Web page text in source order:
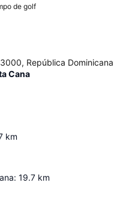
de golf
República Dominicana
Cana
km
: 19.7 km